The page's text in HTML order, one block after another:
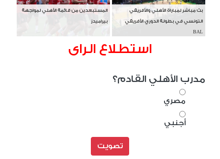
بث مباشر لمباراة الأهلي والأفريقي
التونسي في بطولة الدوري الأفريقي
BAL
المستبعدين من قائمة الأهلي لمواجهة
بيراميدز
استطلاع الراى
مدرب الأهلي القادم؟
مصري
أجنبي
تصويت